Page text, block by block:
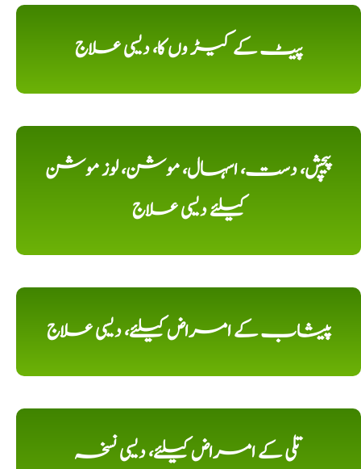
پیٹ کے کیڑ وں کا، دیسی علاج
پیچش، دست، اسہال، موشن، لوز موشن
کیلئے دیسی علاج
پیشاب کے امراض کیلئے، دیسی علاج
تلی کے امراض کیلئے، دیسی نسخہ